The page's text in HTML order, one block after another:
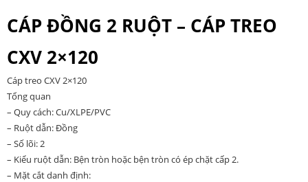
CÁP ĐỒNG 2 RUỘT – CÁP TREO
CXV 2×120
Cáp treo CXV 2×120
Tổng quan
– Quy cách: Cu/XLPE/PVC
– Ruột dẫn: Đồng
– Số lõi: 2
– Kiểu ruột dẫn: Bện tròn hoặc bện tròn có ép chặt cấp 2.
– Mặt cắt danh định: